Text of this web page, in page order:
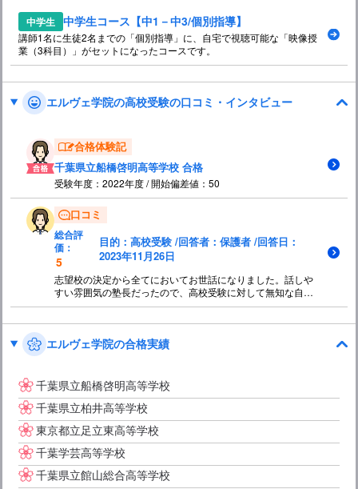
中学生 中学生コース【中1－中3/個別指導】
講師1名に生徒2名までの「個別指導」に、自宅で視聴可能な「映像授
業（3科目）」がセットになったコースです。
エルヴェ学院の高校受験の口コミ・インタビュー
合格体験記
千葉県立船橋啓明高等学校 合格
受験年度：2022年度 / 開始偏差値：50
口コミ
総合評
価：
5
目的：高校受験 /回答者：保護者 /回答日：
2023年11月26日
志望校の決定から全てにおいてお世話になりました。話しや
すい雰囲気の塾長だったので、高校受験に対して無知な自分
を曝け出す事もできました。子供の成績もどんどん上がって
人をしっかりみてくれるのではないかと思います。
エルヴェ学院の合格実績
千葉県立船橋啓明高等学校
千葉県立柏井高等学校
東京都立足立東高等学校
千葉学芸高等学校
千葉県立館山総合高等学校